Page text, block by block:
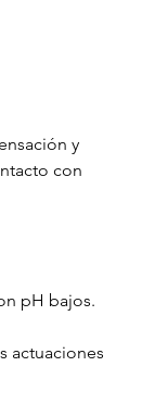
y
con
pH bajos.
actuaciones